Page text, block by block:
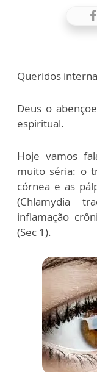
Queridos
Deus o
espiritual.
Hoje vamos
muito séria: o
córnea e as
(Chlamydia
inflamação
(Sec 1).